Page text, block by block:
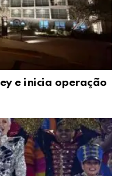
e inicia operação